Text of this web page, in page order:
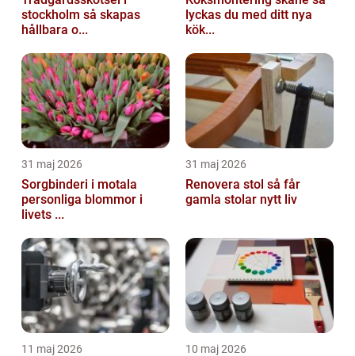
stockholm så skapas
hållbara o...
lyckas du med ditt nya
kök...
31 maj 2026
Sorgbinderi i motala
personliga blommor i
livets ...
31 maj 2026
Renovera stol så får
gamla stolar nytt liv
11 maj 2026 10 maj 2026